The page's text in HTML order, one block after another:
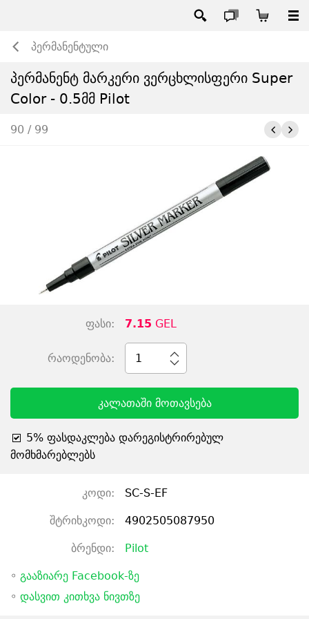
პერმანენტული
პერმანენტ მარკერი ვერცხლისფერი Super
Color - 0.5მმ Pilot
90 / 99
ფასი: 7.15 GEL
რაოდენობა: 1
კალათაში მოთავსება
5% ფასდაკლება დარეგისტრირებულ
მომხმარებლებს
კოდი: SC-S-EF
შტრიხკოდი: 4902505087950
ბრენდი: Pilot
◦ გააზიარე Facebook-ზე
◦ დასვით კითხვა ნივთზე